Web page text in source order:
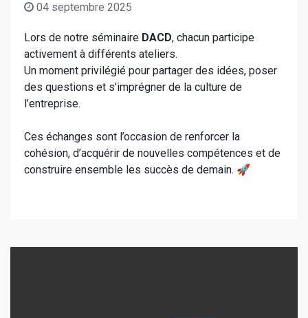
04 septembre 2025
Lors de notre séminaire DACD, chacun participe
activement à différents ateliers.
Un moment privilégié pour partager des idées, poser
des questions et s’imprégner de la culture de
l’entreprise.
Ces échanges sont l’occasion de renforcer la
cohésion, d’acquérir de nouvelles compétences et de
construire ensemble les succès de demain. 🚀